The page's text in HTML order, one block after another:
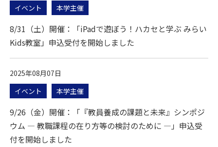
イベント
本学主催
8/31（土）開催：「iPadで遊ぼう！ハカセと学ぶ みらい
Kids教室」申込受付を開始しました
2025年08月07日
イベント
本学主催
9/26（金）開催：「『教員養成の課題と未来』シンポジ
ウム ― 教職課程の在り方等の検討のために ―」申込受
付を開始しました